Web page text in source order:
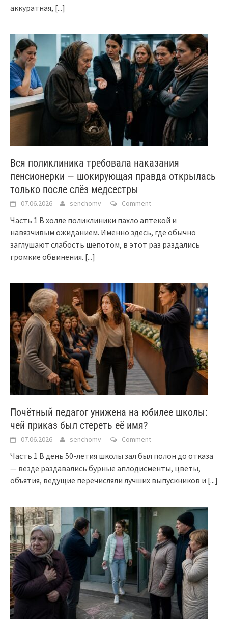
аккуратная, [...]
Вся поликлиника требовала наказания
пенсионерки — шокирующая правда открылась
только после слёз медсестры
07.06.2026 senchomv Comment
Часть 1 В холле поликлиники пахло аптекой и
навязчивым ожиданием. Именно здесь, где обычно
заглушают слабость шёпотом, в этот раз раздались
громкие обвинения. [...]
Почётный педагог унижена на юбилее школы:
чей приказ был стереть её имя?
07.06.2026 senchomv Comment
Часть 1 В день 50-летия школы зал был полон до отказа
— везде раздавались бурные аплодисменты, цветы,
объятия, ведущие перечисляли лучших выпускников и [...]